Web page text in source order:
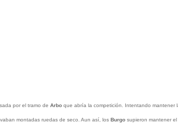
por el tramo de Arbo que abría la competición. Intentando mantener
montadas ruedas de seco. Aun así, los Burgo supieron mantener